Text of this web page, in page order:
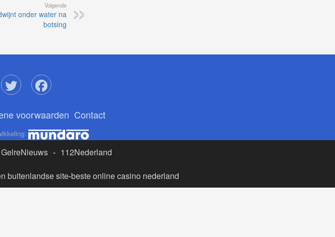
Volgende
onder water na
botsing
voorwaarden Contact
GelreNieuws - 112Nederland
buitenlandse site-beste online casino nederland